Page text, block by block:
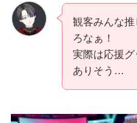
観客みんな
ろなぁ！
実際は応援
ありそう…